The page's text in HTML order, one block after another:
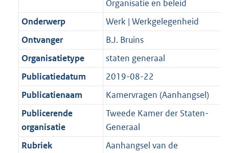
t
a
t
K
b
2
K
b
Organisatie en beleid
Onderwerp
Werk | Werkgelegenheid
Ontvanger
B.J. Bruins
Organisatietype
staten generaal
Publicatiedatum
2019-08-22
Publicatienaam
Kamervragen (Aanhangsel)
Publicerende
organisatie
Tweede Kamer der Staten-
Generaal
Rubriek
Aanhangsel van de